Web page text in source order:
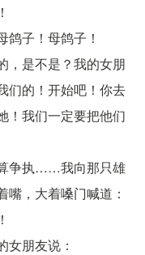
子！母鸽子！
是不是？我的女朋
们的！开始吧！你去
！我们一定要把他们
争执……我向那只雄
，大着嗓门喊道：
女朋友说：